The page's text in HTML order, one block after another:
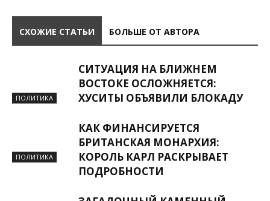
СХОЖИЕ СТАТЬИ БОЛЬШЕ ОТ АВТОРА
ПОЛИТИКА
СИТУАЦИЯ НА БЛИЖНЕМ
ВОСТОКЕ ОСЛОЖНЯЕТСЯ:
ХУСИТЫ ОБЪЯВИЛИ БЛОКАДУ
ПОЛИТИКА
КАК ФИНАНСИРУЕТСЯ
БРИТАНСКАЯ МОНАРХИЯ:
КОРОЛЬ КАРЛ РАСКРЫВАЕТ
ПОДРОБНОСТИ